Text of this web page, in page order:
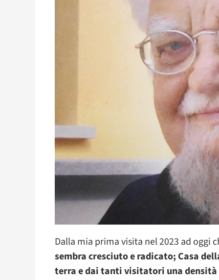
Dalla mia prima visita nel 2023 ad
sembra cresciuto e radicato; Casa
terra e dai tanti visitatori una